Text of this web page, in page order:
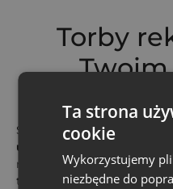
Torby
Skorzystaj z naszych
unikalnym nadrukiem
możliwość umieszczenia
torbach zakupowych. W
Ta strona
cookie
Wykorzystujemy
niezbędne do